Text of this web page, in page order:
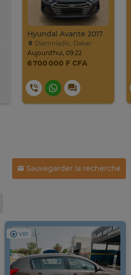
Hyundai Avante 2017
Diamniadio, Dakar
Aujourd'hui, 09:22
6 700 000 F CFA
Sauvegarder la recherche
VIP